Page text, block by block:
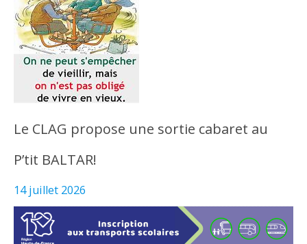
Le CLAG propose une sortie cabaret au
P’tit BALTAR!
14 juillet 2026